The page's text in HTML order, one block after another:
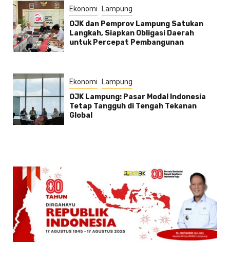
Ekonomi Lampung
OJK dan Pemprov Lampung Satukan
Langkah, Siapkan Obligasi Daerah
untuk Percepat Pembangunan
Ekonomi Lampung
OJK Lampung: Pasar Modal Indonesia
Tetap Tangguh di Tengah Tekanan
Global